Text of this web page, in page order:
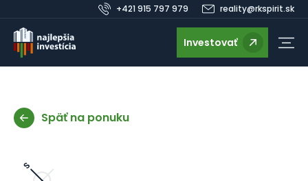
+421 915 797 979 reality@rkspirit.sk
Investovať
Späť na ponuku